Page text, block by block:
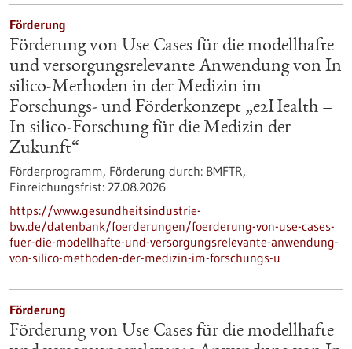
Förderung
Förderung von Use Cases für die modellhafte
und versorgungsrelevante Anwendung von In
silico-Methoden in der Medizin im
Forschungs- und Förderkonzept „e2Health –
In silico-Forschung für die Medizin der
Zukunft“
Förderprogramm, Förderung durch: BMFTR,
Einreichungsfrist: 27.08.2026
https://www.gesundheitsindustrie-
bw.de/datenbank/foerderungen/foerderung-von-use-cases-
fuer-die-modellhafte-und-versorgungsrelevante-anwendung-
von-silico-methoden-der-medizin-im-forschungs-u
Förderung
Förderung von Use Cases für die modellhafte